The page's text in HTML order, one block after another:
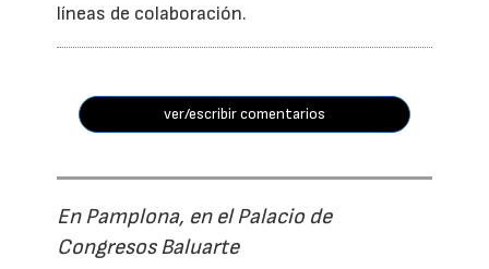
líneas de colaboración.
ver/escribir comentarios
En Pamplona, en el Palacio de
Congresos Baluarte